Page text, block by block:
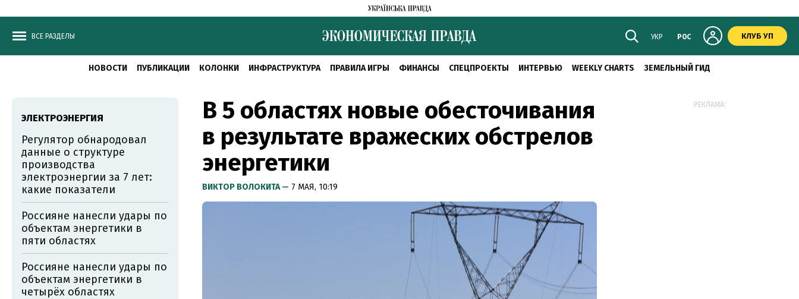
ВСЕ РАЗДЕЛЫ УКР РОС КЛУБ УП
НОВОСТИ ПУБЛИКАЦИИ КОЛОНКИ ИНФРАСТРУКТУРА ПРАВИЛА ИГРЫ ФИНАНСЫ СПЕЦПРОЕКТЫ ИНТЕРВЬЮ WEEKLY CHARTS ЗЕМЕЛЬНЫЙ ГИД
В 5 областях новые обесточивания
в результате вражеских обстрелов
энергетики
ВИКТОР ВОЛОКИТА— 7 МАЯ, 10:19
ЭЛЕКТРОЭНЕРГИЯ
Регулятор обнародовал
данные о структуре
производства
электроэнергии за 7 лет:
какие показатели
Россияне нанесли удары по
объектам энергетики в
пяти областях
Россияне нанесли удары по
объектам энергетики в
четырёх областях
РЕКЛАМА: